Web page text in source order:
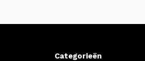
Categorieën